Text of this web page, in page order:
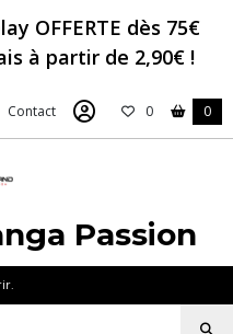
OFFERTE dès 75€
à partir de 2,90€ !
Contact 0 0
Passion